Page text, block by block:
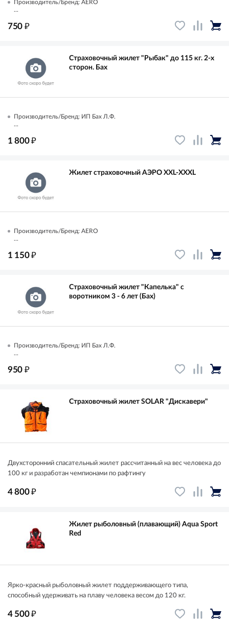
Производитель/Бренд: AERO
...
750 ₽
Страховочный жилет "Рыбак" до 115 кг. 2-х
сторон. Бах
Производитель/Бренд: ИП Бах Л.Ф.
...
1 800₽
Жилет страховочный АЭРО XXL-XXXL
Производитель/Бренд: AERO
...
1 150₽
Страховочный жилет "Капелька" с
воротником 3 - 6 лет (Бах)
Производитель/Бренд: ИП Бах Л.Ф.
...
950 ₽
Страховочный жилет SOLAR "Дискавери"
Двухсторонний спасательный жилет рассчитанный на вес человека до
100 кг и разработан чемпионами по рафтингу
4 800₽
Жилет рыболовный (плавающий) Aqua Sport
Red
Ярко-красный рыболовный жилет поддерживающего типа,
способный удерживать на плаву человека весом до 120 кг.
4 500₽